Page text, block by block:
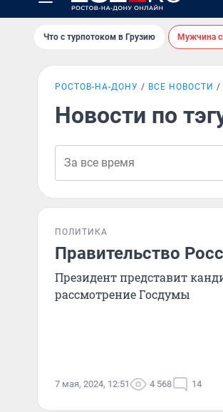
Что с турпотоком в Грузию Мужчина
РОСТОВ-НА-ДОНУ ВСЕ НОВОСТИ
Новости по
ПОЛИТИКА
Правительство
Президент представит
рассмотрение Госдумы
7 мая, 2024, 12:51 4 568 14